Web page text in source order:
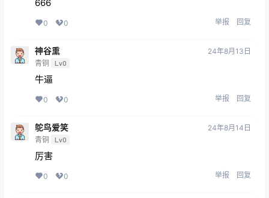
666
0 0 举报 回复
神谷熏
青铜 Lv0
24年8月13日
牛逼
0 0 举报 回复
鸵鸟爱笑
青铜 Lv0
24年8月14日
厉害
0 0 举报 回复